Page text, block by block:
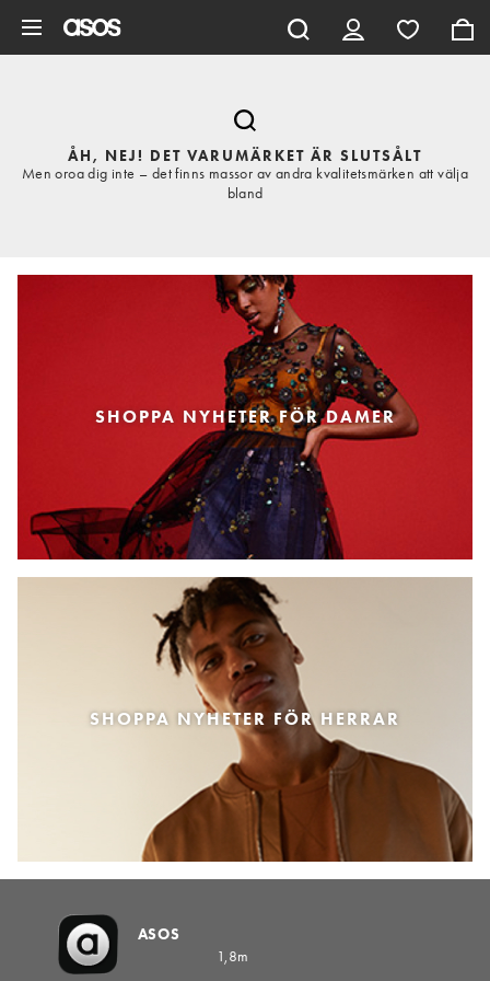
ÅH, NEJ! DET VARUMÄRKET ÄR SLUTSÅLT
Men oroa dig inte – det finns massor av andra kvalitetsmärken att välja
bland
SHOPPA NYHETER FÖR DAMER
SHOPPA NYHETER FÖR HERRAR
ASOS
1,8m